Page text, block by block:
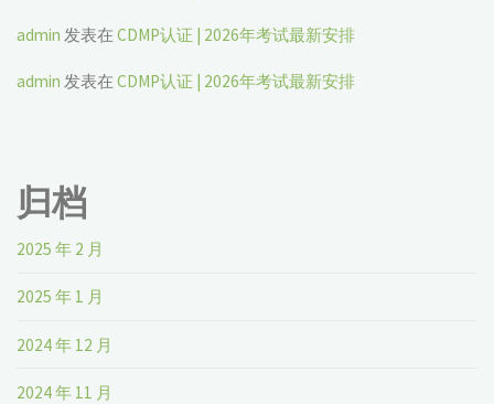
admin 发表在CDMP认证 | 2026年考试最新安排
admin 发表在CDMP认证 | 2026年考试最新安排
归档
2025 年 2 月
2025 年 1 月
2024 年 12 月
2024 年 11 月